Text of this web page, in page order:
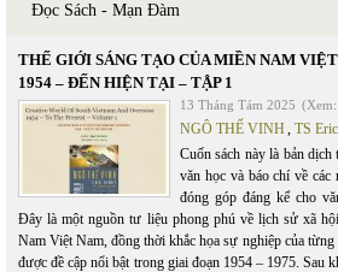
Đọc Sách - Mạn Đàm
THẾ GIỚI SÁNG TẠO CỦA MIỀN NAM
1954 – ĐẾN HIỆN TẠI – TẬP 1
13 Tháng Tám 2025
NGÔ THẾ VINH, TS
Cuốn sách này là bản
văn học và báo chí về
đóng góp đáng kể cho
Đây là một nguồn tư liệu phong phú về lịch sử xã
Nam Việt Nam, đồng thời khắc họa sự nghiệp của
được đề cập nổi bật trong giai đoạn 1954 – 1975. Sau